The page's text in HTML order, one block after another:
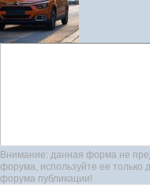
Внимание: данная форма не
форума, используйте ее
форума публикации!